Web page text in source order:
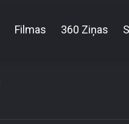
Filmas 360 Ziņas